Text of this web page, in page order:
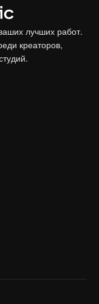
лучших работ.
креаторов,